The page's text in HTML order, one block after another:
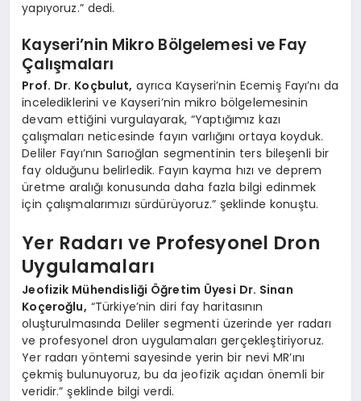
yapıyoruz.” dedi.
Kayseri’nin Mikro Bölgelemesi ve Fay
Çalışmaları
Prof. Dr. Koçbulut, ayrıca Kayseri’nin Ecemiş Fayı’nı da
incelediklerini ve Kayseri’nin mikro bölgelemesinin
devam ettiğini vurgulayarak, “Yaptığımız kazı
çalışmaları neticesinde fayın varlığını ortaya koyduk.
Deliler Fayı’nın Sarıoğlan segmentinin ters bileşenli bir
fay olduğunu belirledik. Fayın kayma hızı ve deprem
üretme aralığı konusunda daha fazla bilgi edinmek
için çalışmalarımızı sürdürüyoruz.” şeklinde konuştu.
Yer Radarı ve Profesyonel Dron
Uygulamaları
Jeofizik Mühendisliği Öğretim Üyesi Dr. Sinan
Koçeroğlu, “Türkiye’nin diri fay haritasının
oluşturulmasında Deliler segmenti üzerinde yer radarı
ve profesyonel dron uygulamaları gerçekleştiriyoruz.
Yer radarı yöntemi sayesinde yerin bir nevi MR’ını
çekmiş bulunuyoruz, bu da jeofizik açıdan önemli bir
veridir.” şeklinde bilgi verdi.